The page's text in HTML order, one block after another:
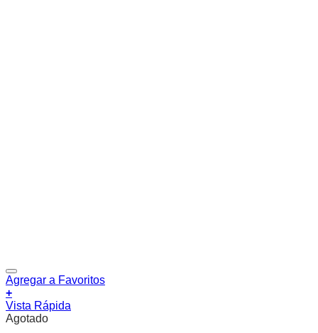
Agregar a Favoritos
+
Vista Rápida
Agotado